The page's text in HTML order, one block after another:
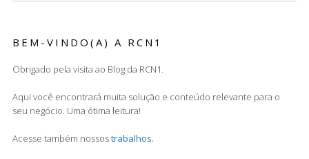
BEM-VINDO(A) A RCN1
Obrigado pela visita ao Blog da RCN1.
Aqui você encontrará muita solução e conteúdo relevante para o
seu negócio. Uma ótima leitura!
Acesse também nossostrabalhos.